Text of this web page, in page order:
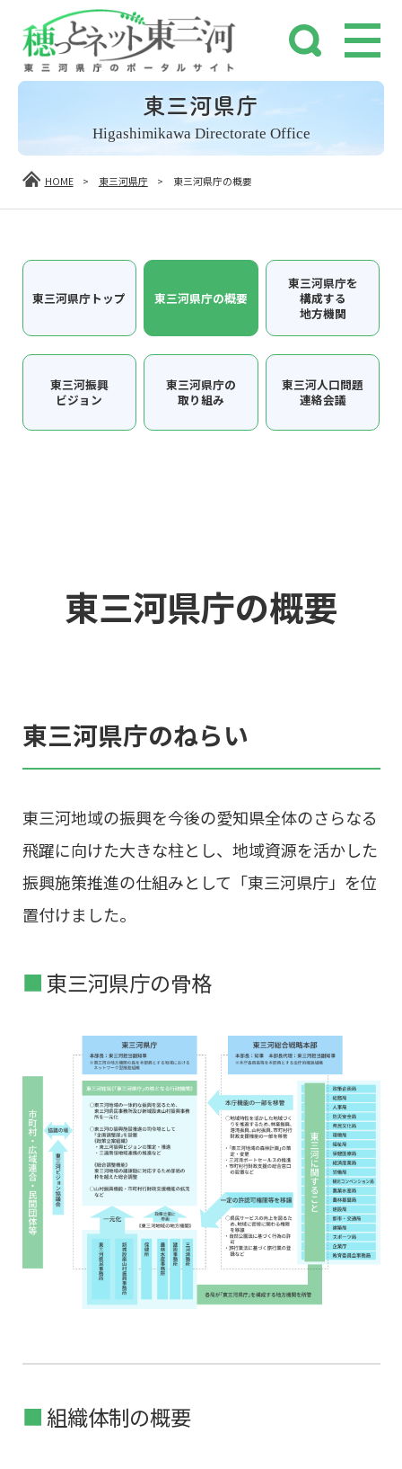
東三河県庁
Higashimikawa Directorate Office
HOME > 東三河県庁 > 東三河県庁の概要
東三河県庁トップ 東三河県庁の概要
東三河県庁を
構成する
地方機関
東三河振興
ビジョン
東三河県庁の
取り組み
東三河人口問題
連絡会議
東三河県庁の概要
東三河県庁のねらい
東三河地域の振興を今後の愛知県全体のさらなる
飛躍に向けた大きな柱とし、地域資源を活かした
振興施策推進の仕組みとして「東三河県庁」を位
置付けました。
東三河県庁の骨格
組織体制の概要